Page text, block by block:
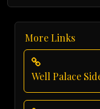
More Links